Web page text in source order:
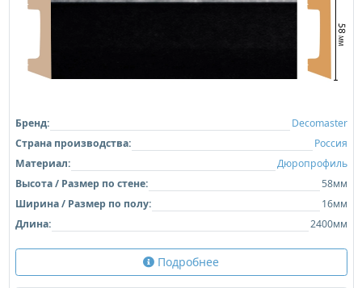
Бренд:
Decomaster
Страна производства:
Россия
Материал:
Дюропрофиль
Высота / Размер по стене:
58мм
Ширина / Размер по полу:
16мм
Длина:
2400мм
Подробнее